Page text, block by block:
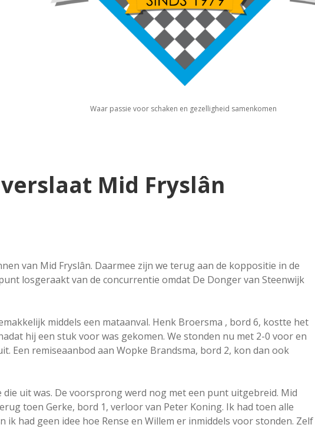
Waar passie voor schaken en gezelligheid samenkomen
Mid Fryslân
van Mid Fryslân. Daarmee zijn we terug aan de koppositie in de
losgeraakt van de concurrentie omdat De Donger van Steenwijk
middels een mataanval. Henk Broersma , bord 6, kostte het
hij een stuk voor was gekomen. We stonden nu met 2-0 voor en
Een remiseaanbod aan Wopke Brandsma, bord 2, kon dan ook
die uit was. De voorsprong werd nog met een punt uitgebreid. Mid
toen Gerke, bord 1, verloor van Peter Koning. Ik had toen alle
had geen idee hoe Rense en Willem er inmiddels voor stonden. Zelf